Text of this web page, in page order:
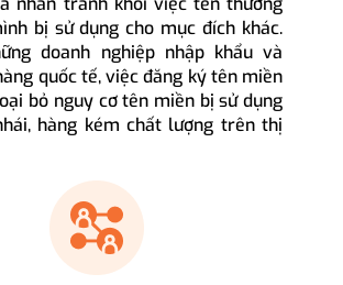
bị sử dụng cho mục đích khác.
doanh nghiệp nhập khẩu và
quốc tế, việc đăng ký tên miền
bỏ nguy cơ tên miền bị sử dụng
hàng kém chất lượng trên thị